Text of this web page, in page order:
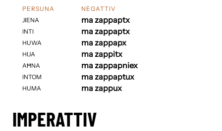
PERSUNA
JIENA
INTI
HUWA
HIJA
AĦNA
INTOM
HUMA
NEGATTIV
ma zappaptx
ma zappaptx
ma zappapx
ma zappitx
ma zappapniex
ma zappaptux
ma zappux
IMPERATTIV